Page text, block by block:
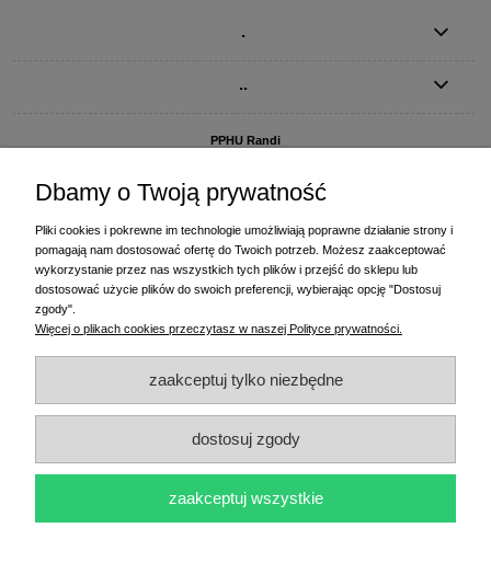
.
..
PPHU Randi
ul. Starogardzka 77 (wjazd od ul. Plażowej)
- centrala
+48 58 770 31 83- wyceny i drukowanie etykiet
- Krzysztof - drukowanie etykiet,
(+48) 602 794 901- Sebastian - wyceny i doradztwo techniczne,biuro@randi.pl
Dbamy o Twoją prywatność
Pliki cookies i pokrewne im technologie umożliwiają poprawne działanie strony i
pomagają nam dostosować ofertę do Twoich potrzeb. Możesz zaakceptować
wykorzystanie przez nas wszystkich tych plików i przejść do sklepu lub
dostosować użycie plików do swoich preferencji, wybierając opcję "Dostosuj
zgody".
Więcej o plikach cookies przeczytasz w naszej Polityce prywatności.
zaakceptuj tylko niezbędne
dostosuj zgody
zaakceptuj wszystkie